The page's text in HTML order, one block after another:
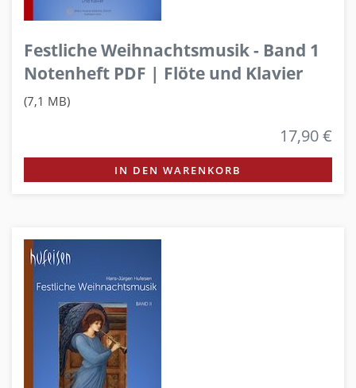
Festliche Weihnachtsmusik - Band 1
Notenheft PDF | Flöte und Klavier
(7,1 MB)
17,90 €
IN DEN WARENKORB